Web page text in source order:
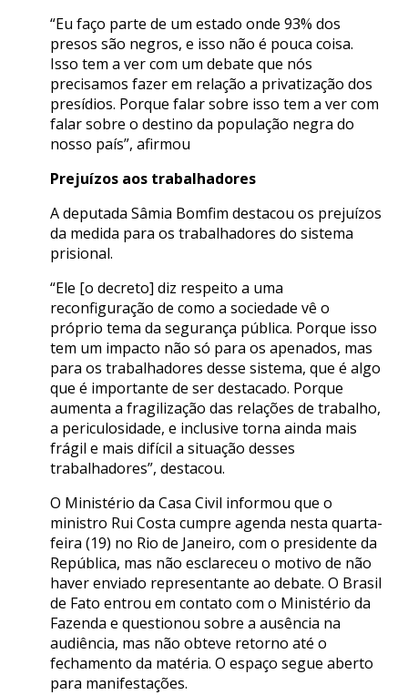
“Eu faço parte de um estado onde 93% dos
presos são negros, e isso não é pouca coisa.
Isso tem a ver com um debate que nós
precisamos fazer em relação a privatização dos
presídios. Porque falar sobre isso tem a ver com
falar sobre o destino da população negra do
nosso país”, afirmou
Prejuízos aos trabalhadores
A deputada Sâmia Bomfim destacou os prejuízos
da medida para os trabalhadores do sistema
prisional.
“Ele [o decreto] diz respeito a uma
reconfiguração de como a sociedade vê o
próprio tema da segurança pública. Porque isso
tem um impacto não só para os apenados, mas
para os trabalhadores desse sistema, que é algo
que é importante de ser destacado. Porque
aumenta a fragilização das relações de trabalho,
a periculosidade, e inclusive torna ainda mais
frágil e mais difícil a situação desses
trabalhadores”, destacou.
O Ministério da Casa Civil informou que o
ministro Rui Costa cumpre agenda nesta quarta-
feira (19) no Rio de Janeiro, com o presidente da
República, mas não esclareceu o motivo de não
haver enviado representante ao debate. O Brasil
de Fato entrou em contato com o Ministério da
Fazenda e questionou sobre a ausência na
audiência, mas não obteve retorno até o
fechamento da matéria. O espaço segue aberto
para manifestações.